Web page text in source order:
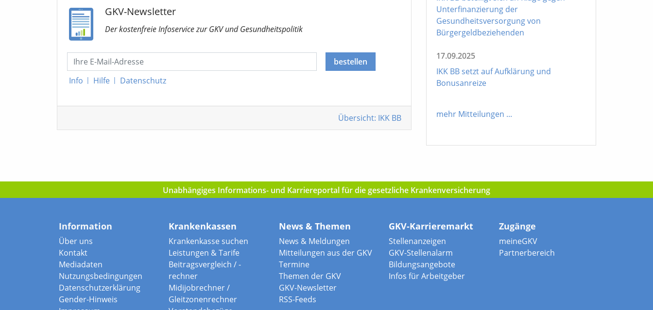
GKV-Newsletter
Der kostenfreie Infoservicezur GKVund Gesundheitspolitik
Info | Hilfe | Datenschutz
bestellen
Übersicht: IKK BB
Unterfinanzierung der
Gesundheitsversorgung von
Bürgergeldbeziehenden
17.09.2025
IKK BB setzt auf Aufklärung und
Bonusanreize
mehr Mitteilungen ...
Unabhängiges Informations- und Karriereportal für die gesetzliche Krankenversicherung
Information
Über uns
Kontakt
Mediadaten
Nutzungsbedingungen
Datenschutzerklärung
Gender-Hinweis
Krankenkassen
Krankenkasse suchen
Leistungen & Tarife
Beitragsvergleich / -
rechner
Midijobrechner /
Gleitzonenrechner
News & Themen
News & Meldungen
Mitteilungen aus der GKV
Termine
Themen der GKV
GKV-Newsletter
RSS-Feeds
GKV-Karrieremarkt
Stellenanzeigen
GKV-Stellenalarm
Bildungsangebote
Infos für Arbeitgeber
Zugänge
meineGKV
Partnerbereich